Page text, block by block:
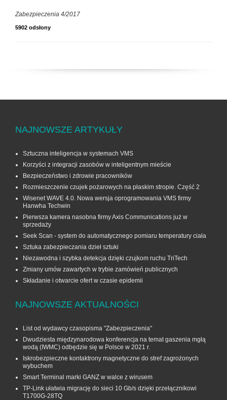
Zabezpieczenia 4/2017
5902 odsłony
NAJNOWSZE ARTYKUŁY
Sztuczna inteligencja w systemach VMS
Korzyści z integracji zasobów w inteligentnym mieście
Bezpieczeństwo i zdrowie pracowników
Rozmieszczenie czujek pożarowych na płaskim stropie. Część 2
Wisenet WAVE 4.0. Nowa wersja oprogramowania VMS firmy
Hanwha Techwin
Pierwsza kamera nasobna firmy Axis Communications już w
sprzedaży
Seek Scan - system do automatycznego pomiaru temperatury ciała
Sztuka zabezpieczania dzieł sztuki
Niezawodna i szybka detekcja dzięki czujkom ruchu TriTech
Zmiany umów zawartych w trybie zamówień publicznych
Składanie i otwarcie ofert w czasie epidemii
NAJNOWSZE AKTUALNOŚCI
List od wydawcy czasopisma "Zabezpieczenia"
Dwudziesta międzynarodowa konferencja na temat gaszenia mgłą
wodą (IWMC) odbędzie się w Polsce w 2021 r.
Iskrobezpieczne kontaktrony magnetyczne do stref zagrożonych
wybuchem
Smart Terminal marki GANZ w walce z wirusem
TP-Link ułatwia migrację do sieci 10 Gb/s dzięki przełącznikowi
T1700G‑28TQ